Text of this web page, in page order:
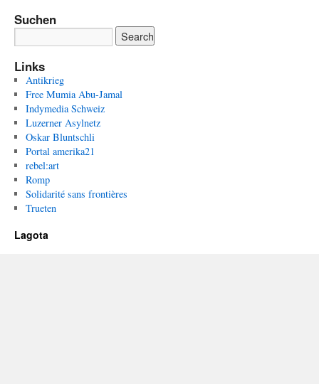
Suchen
Links
Antikrieg
Free Mumia Abu-Jamal
Indymedia Schweiz
Luzerner Asylnetz
Oskar Bluntschli
Portal amerika21
rebel:art
Romp
Solidarité sans frontières
Trueten
Lagota